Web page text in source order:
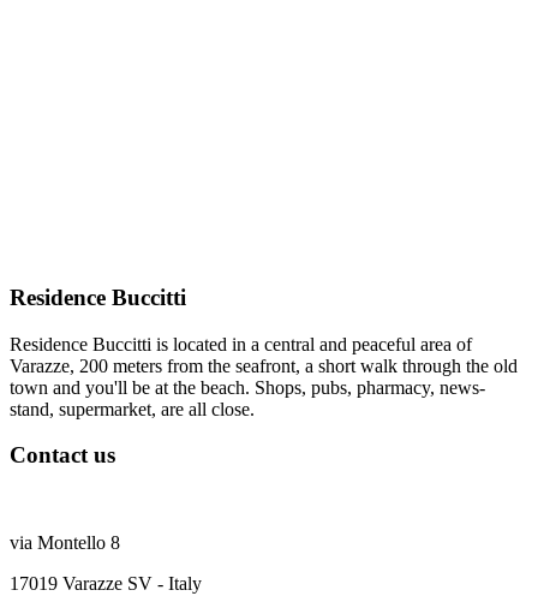
Residence Buccitti
Residence Buccitti is located in a central and peaceful area of
Varazze, 200 meters from the seafront, a short walk through the old
town and you'll be at the beach. Shops, pubs, pharmacy, news-
stand, supermarket, are all close.
Contact us
via Montello 8
17019 Varazze SV - Italy